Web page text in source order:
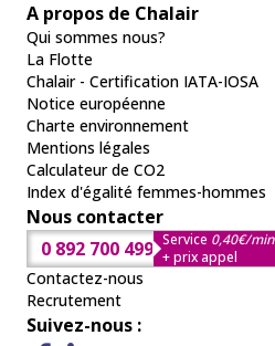
A propos de Chalair
Qui sommes nous?
La Flotte
Chalair - Certification IATA-IOSA
Notice européenne
Charte environnement
Mentions légales
Calculateur de CO2
Index d'égalité femmes-hommes
Nous contacter
0 892 700 499 Service 0,40€/min
+ prix appel
Contactez-nous
Recrutement
Suivez-nous :